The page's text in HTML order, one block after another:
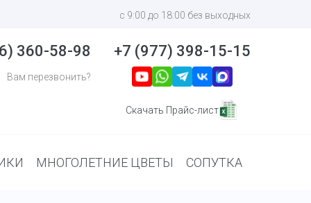
с 9:00 до 18:00 без выходных
360-58-98
Вам перезвонить?
+7 (977) 398-15-15
Скачать Прайс-лист
МНОГОЛЕТНИЕ ЦВЕТЫ СОПУТКА